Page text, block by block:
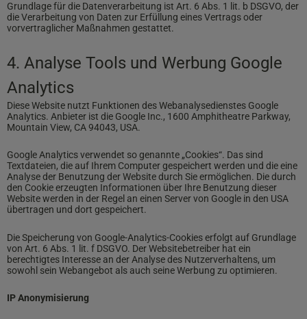
Grundlage für die Datenverarbeitung ist Art. 6 Abs. 1 lit. b DSGVO, der
die Verarbeitung von Daten zur Erfüllung eines Vertrags oder
vorvertraglicher Maßnahmen gestattet.
4. Analyse Tools und Werbung Google
Analytics
Diese Website nutzt Funktionen des Webanalysedienstes Google
Analytics. Anbieter ist die Google Inc., 1600 Amphitheatre Parkway,
Mountain View, CA 94043, USA.
Google Analytics verwendet so genannte „Cookies“. Das sind
Textdateien, die auf Ihrem Computer gespeichert werden und die eine
Analyse der Benutzung der Website durch Sie ermöglichen. Die durch
den Cookie erzeugten Informationen über Ihre Benutzung dieser
Website werden in der Regel an einen Server von Google in den USA
übertragen und dort gespeichert.
Die Speicherung von Google-Analytics-Cookies erfolgt auf Grundlage
von Art. 6 Abs. 1 lit. f DSGVO. Der Websitebetreiber hat ein
berechtigtes Interesse an der Analyse des Nutzerverhaltens, um
sowohl sein Webangebot als auch seine Werbung zu optimieren.
IP Anonymisierung